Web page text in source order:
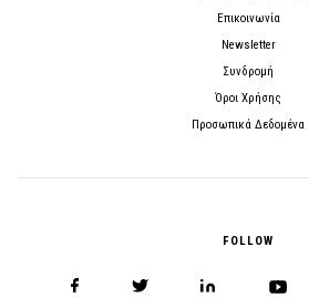
Επικοινωνία
Newsletter
Συνδρομή
Όροι Χρήσης
Προσωπικά Δεδομένα
FOLLOW